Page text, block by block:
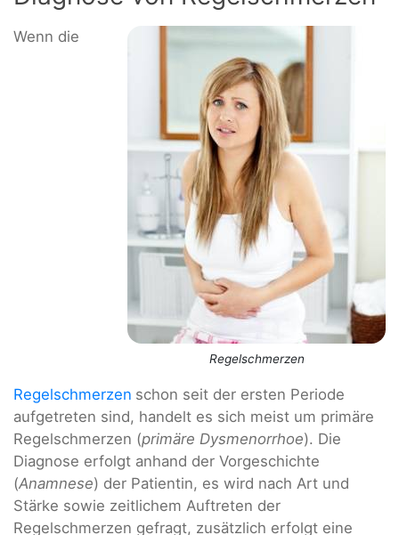
Regelschmerzen
Wenn die
Regelschmerzen schon seit der ersten Periode
aufgetreten sind, handelt es sich meist um primäre
Regelschmerzen (primäre Dysmenorrhoe). Die
Diagnose erfolgt anhand der Vorgeschichte
(Anamnese) der Patientin, es wird nach Art und
Stärke sowie zeitlichem Auftreten der
Regelschmerzen gefragt, zusätzlich erfolgt eine